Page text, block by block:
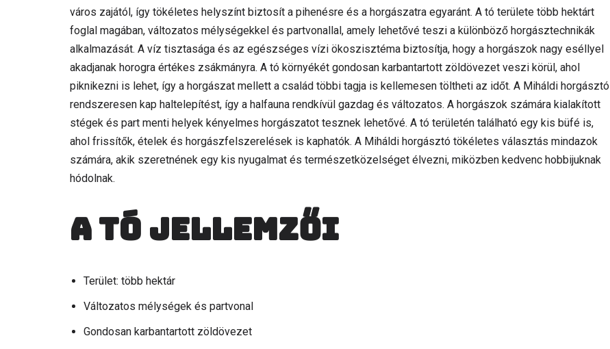
város zajától, így tökéletes helyszínt biztosít a pihenésre és a horgászatra egyaránt. A tó területe több hektárt
foglal magában, változatos mélységekkel és partvonallal, amely lehetővé teszi a különböző horgásztechnikák
alkalmazását. A víz tisztasága és az egészséges vízi ökoszisztéma biztosítja, hogy a horgászok nagy eséllyel
akadjanak horogra értékes zsákmányra. A tó környékét gondosan karbantartott zöldövezet veszi körül, ahol
piknikezni is lehet, így a horgászat mellett a család többi tagja is kellemesen töltheti az időt. A Miháldi horgásztó
rendszeresen kap haltelepítést, így a halfauna rendkívül gazdag és változatos. A horgászok számára kialakított
stégek és part menti helyek kényelmes horgászatot tesznek lehetővé. A tó területén található egy kis büfé is,
ahol frissítők, ételek és horgászfelszerelések is kaphatók. A Miháldi horgásztó tökéletes választás mindazok
számára, akik szeretnének egy kis nyugalmat és természetközelséget élvezni, miközben kedvenc hobbijuknak
hódolnak.
A tó jellemzői
Terület: több hektár
Változatos mélységek és partvonal
Gondosan karbantartott zöldövezet